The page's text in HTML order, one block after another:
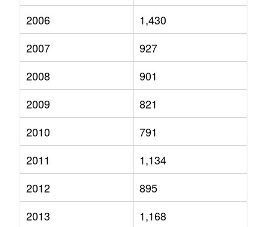
2006
1,430
2007
927
2008
901
2009
821
2010
791
2011
1,134
2012
895
2013
1,168